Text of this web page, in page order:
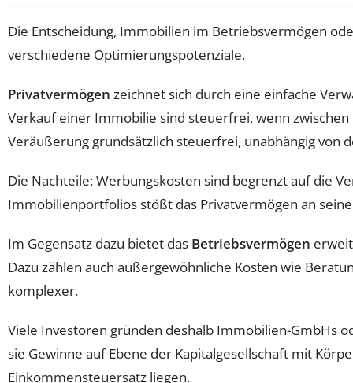
Die Entscheidung, Immobilien im Betriebsvermögen
verschiedene Optimierungspotenziale.
Privatvermögen zeichnet sich durch eine einfache
Verkauf einer Immobilie sind steuerfrei, wenn
Veräußerung grundsätzlich steuerfrei, unabhängig von
Die Nachteile: Werbungskosten sind begrenzt auf die
Immobilienportfolios stößt das Privatvermögen an
Im Gegensatz dazu bietet das Betriebsvermögen
Dazu zählen auch außergewöhnliche Kosten wie
komplexer.
Viele Investoren gründen deshalb Immobilien-GmbHs
sie Gewinne auf Ebene der Kapitalgesellschaft mit
Einkommensteuersatz liegen.